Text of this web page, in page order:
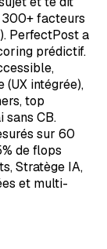
facteurs
PerfectPost a
prédictif.
intégrée),
top
sans CB.
sur 60
de flops
Stratège IA,
et multi-